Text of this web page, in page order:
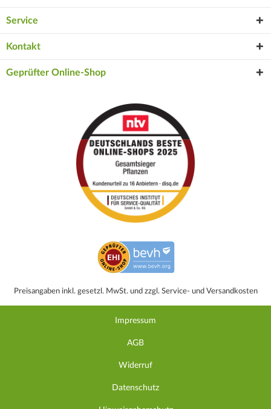
Service
Kontakt
Geprüfter Online-Shop
Preisangaben inkl. gesetzl. MwSt. und zzgl. Service- und Versandkosten
Impressum
AGB
Widerruf
Datenschutz